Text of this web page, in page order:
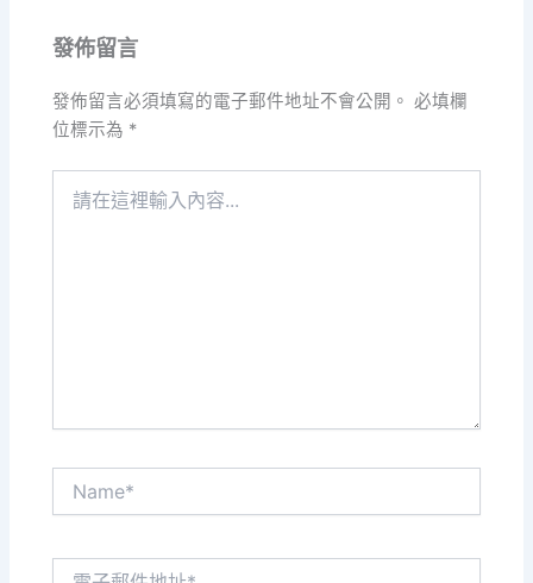
發佈留言
發佈留言必須填寫的電子郵件地址不會公開。 必填欄
位標示為 *